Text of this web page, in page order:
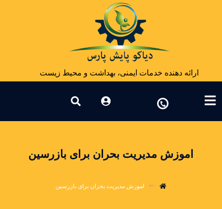
ارائه دهنده خدمات ایمنی، بهداشت و محیط زیست
اموزش مدیریت بحران برای بازرسین
اموزش مدیریت بحران برای بازرسین